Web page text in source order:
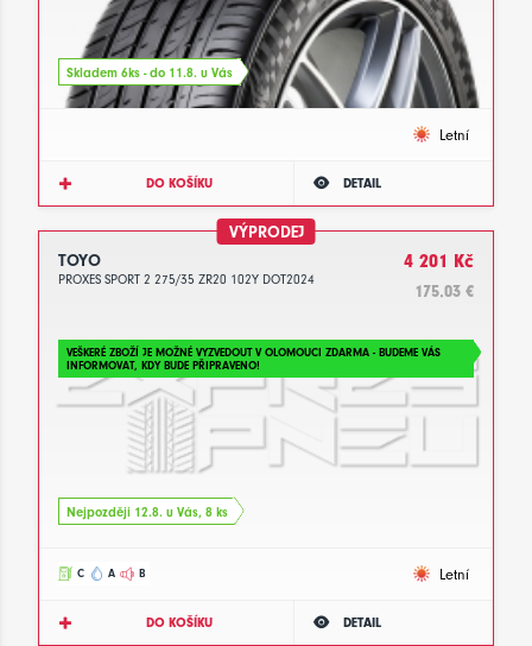
Skladem 6ks - do 11.8. u Vás
Letní
DO KOŠÍKU DETAIL
VÝPRODEJ
TOYO
PROXES SPORT 2 275/35 ZR20 102Y DOT2024
4 201 Kč
175.03 €
VEŠKERÉ ZBOŽÍ JE MOŽNÉ VYZVEDOUT V OLOMOUCI ZDARMA - BUDEME VÁS
INFORMOVAT, KDY BUDE PŘIPRAVENO!
Nejpozději 12.8. u Vás, 8 ks
C A B Letní
DO KOŠÍKU DETAIL